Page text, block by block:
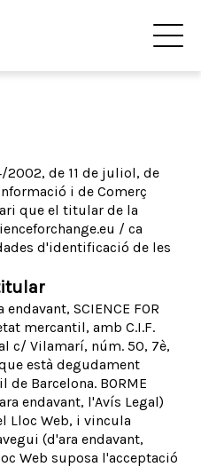
de 11 de juliol, de
i de Comerç
que el titular de la
/ ca
dades d'identificació de les
endavant, SCIENCE FOR
mercantil, amb C.I.F.
c/ Vilamarí, núm. 50, 7è,
està degudament
Barcelona. BORME
endavant, l'Avís Legal)
Lloc Web, i vincula
(d'ara endavant,
Web suposa l'acceptació